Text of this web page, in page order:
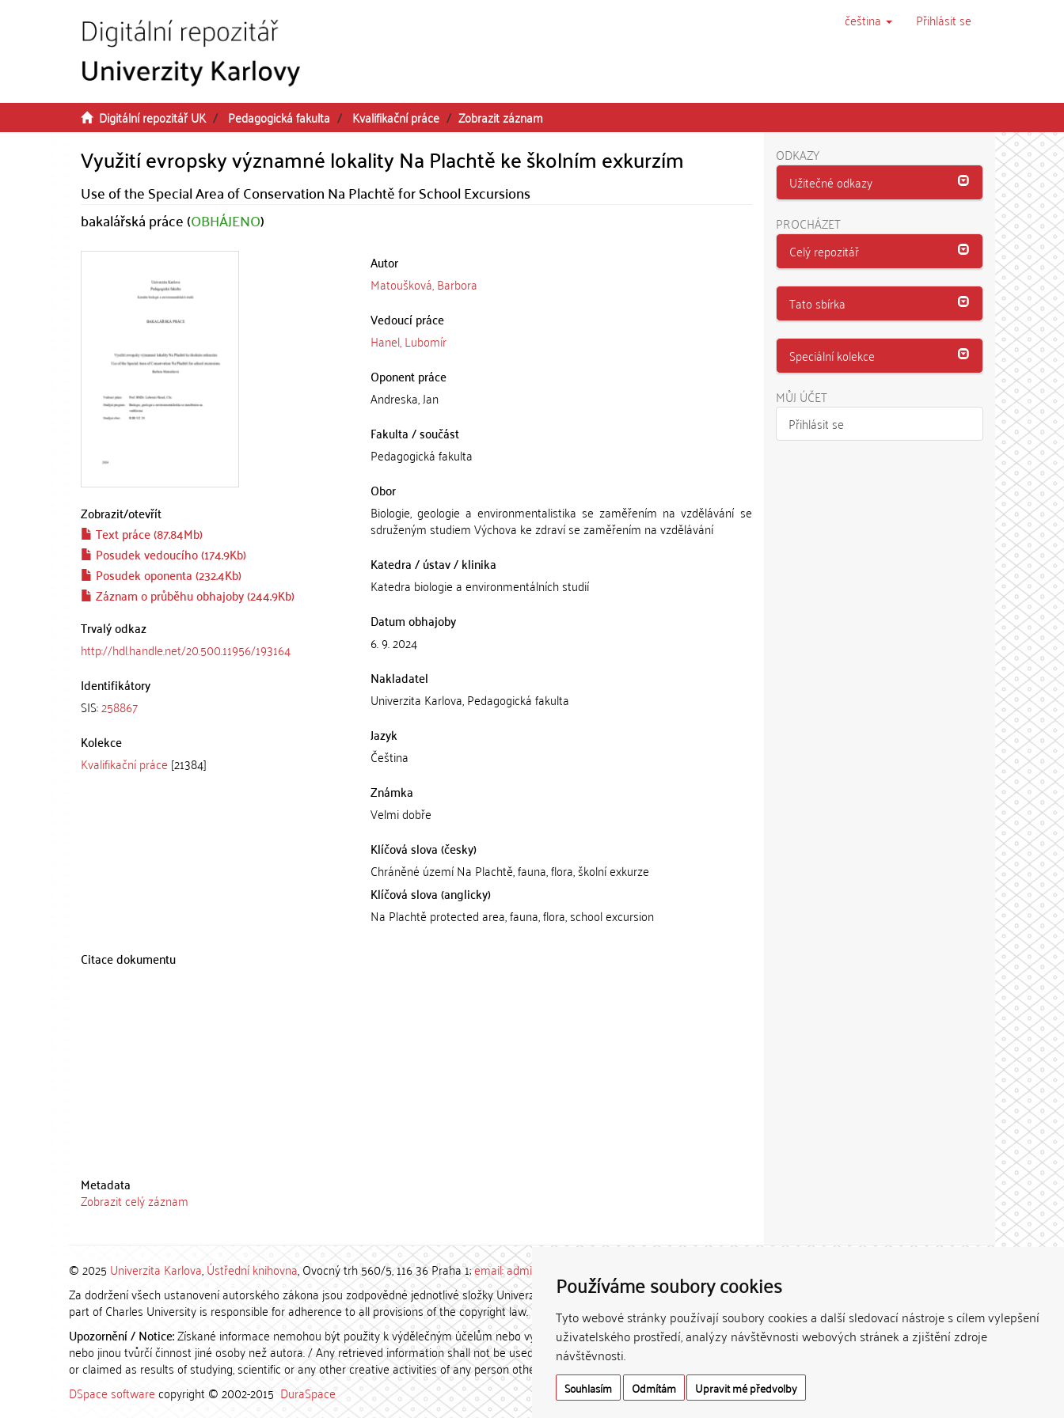
Používáme soubory cookies
Tyto webové stránky používají soubory cookies a další sledovací nástroje s cílem vylepšení
uživatelského prostředí, analýzy návštěvnosti webových stránek a zjištění zdroje
návštěvnosti.
Souhlasím Odmítám Upravit mé předvolby
čeština Přihlásit se
Digitální repozitář UK Pedagogická fakulta Kvalifikační práce Zobrazit záznam
Využití evropsky významné lokality Na Plachtě ke školním exkurzím
Use of the Special Area of Conservation Na Plachtě for School Excursions
bakalářská práce (OBHÁJENO)
Zobrazit/otevřít
Text práce (87.84Mb)
Posudek vedoucího (174.9Kb)
Posudek oponenta (232.4Kb)
Záznam o průběhu obhajoby (244.9Kb)
Trvalý odkaz
http://hdl.handle.net/20.500.11956/193164
Identifikátory
SIS:258867
Kolekce
Kvalifikační práce [21384]
Autor
Matoušková, Barbora
Vedoucí práce
Hanel, Lubomír
Oponent práce
Andreska, Jan
Fakulta / součást
Pedagogická fakulta
Obor
Biologie, geologie a environmentalistika se zaměřením na vzdělávání se
sdruženým studiem Výchova ke zdraví se zaměřením na vzdělávání
Katedra / ústav / klinika
Katedra biologie a environmentálních studií
Datum obhajoby
6. 9. 2024
Nakladatel
Univerzita Karlova, Pedagogická fakulta
Jazyk
Čeština
Známka
Velmi dobře
Klíčová slova (česky)
Chráněné území Na Plachtě, fauna, flora, školní exkurze
Klíčová slova (anglicky)
Na Plachtě protected area, fauna, flora, school excursion
Citace dokumentu
Metadata
Zobrazit celý záznam
ODKAZY
Užitečné odkazy
PROCHÁZET
Celý repozitář
Tato sbírka
Speciální kolekce
MŮJ ÚČET
Přihlásit se
© 2025 Univerzita Karlova,Ústřední knihovna, Ovocný trh 560/5, 116 36 Praha 1;email: admin-repozitar [at] cuni.cz
Za dodržení všech ustanovení autorského zákona jsou zodpovědné jednotlivé složky Univerzity Karlovy. / Each constituent
part of Charles University is responsible for adherence to all provisions of the copyright law.
Upozornění / Notice:Získané informace nemohou být použity k výdělečným účelům nebo vydávány za studijní, vědeckou
nebo jinou tvůrčí činnost jiné osoby než autora. / Any retrieved information shall not be used for any commercial purposes
or claimed as results of studying, scientific or any other creative activities of any person other than the author.
DSpace softwarecopyright © 2002-2015 DuraSpace